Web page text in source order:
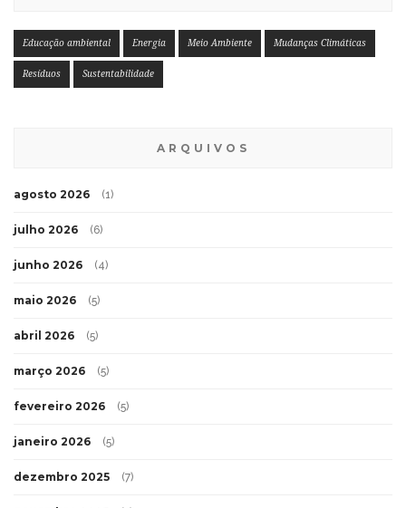
Educação ambiental Energia Meio Ambiente Mudanças Climáticas
Resíduos Sustentabilidade
ARQUIVOS
agosto 2026 (1)
julho 2026 (6)
junho 2026 (4)
maio 2026 (5)
abril 2026 (5)
março 2026 (5)
fevereiro 2026 (5)
janeiro 2026 (5)
dezembro 2025 (7)